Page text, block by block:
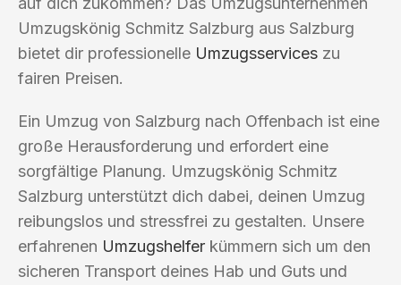
Umzugskönig Schmitz Salzburg aus Salzburg
bietet dir professionelle Umzugsservices zu
fairen Preisen.
Ein Umzug von Salzburg nach Offenbach ist eine
große Herausforderung und erfordert eine
sorgfältige Planung. Umzugskönig Schmitz
Salzburg unterstützt dich dabei, deinen Umzug
reibungslos und stressfrei zu gestalten. Unsere
erfahrenen Umzugshelfer kümmern sich um den
sicheren Transport deines Hab und Guts und